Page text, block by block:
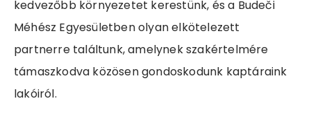
kedvezőbb környezetet kerestünk, és a Budeči
Méhész Egyesületben olyan elkötelezett
partnerre találtunk, amelynek szakértelmére
támaszkodva közösen gondoskodunk kaptáraink
lakóiról.